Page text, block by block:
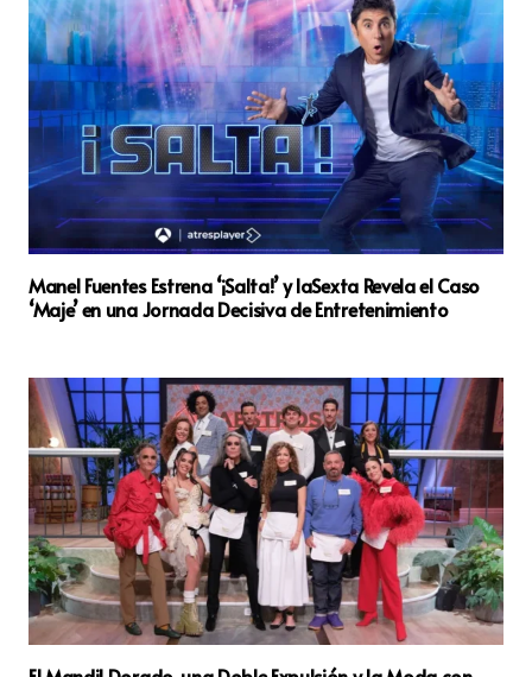
Manel Fuentes Estrena ‘¡Salta!’ y laSexta Revela el Caso
‘Maje’ en una Jornada Decisiva de Entretenimiento